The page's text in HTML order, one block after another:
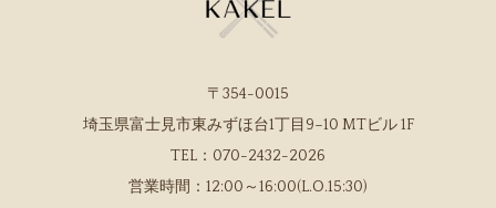
〒354-0015
埼玉県富士見市東みずほ台1丁目9−10 MTビル 1F
TEL： 070-2432-2026
営業時間： 12:00～16:00(L.O.15:30)